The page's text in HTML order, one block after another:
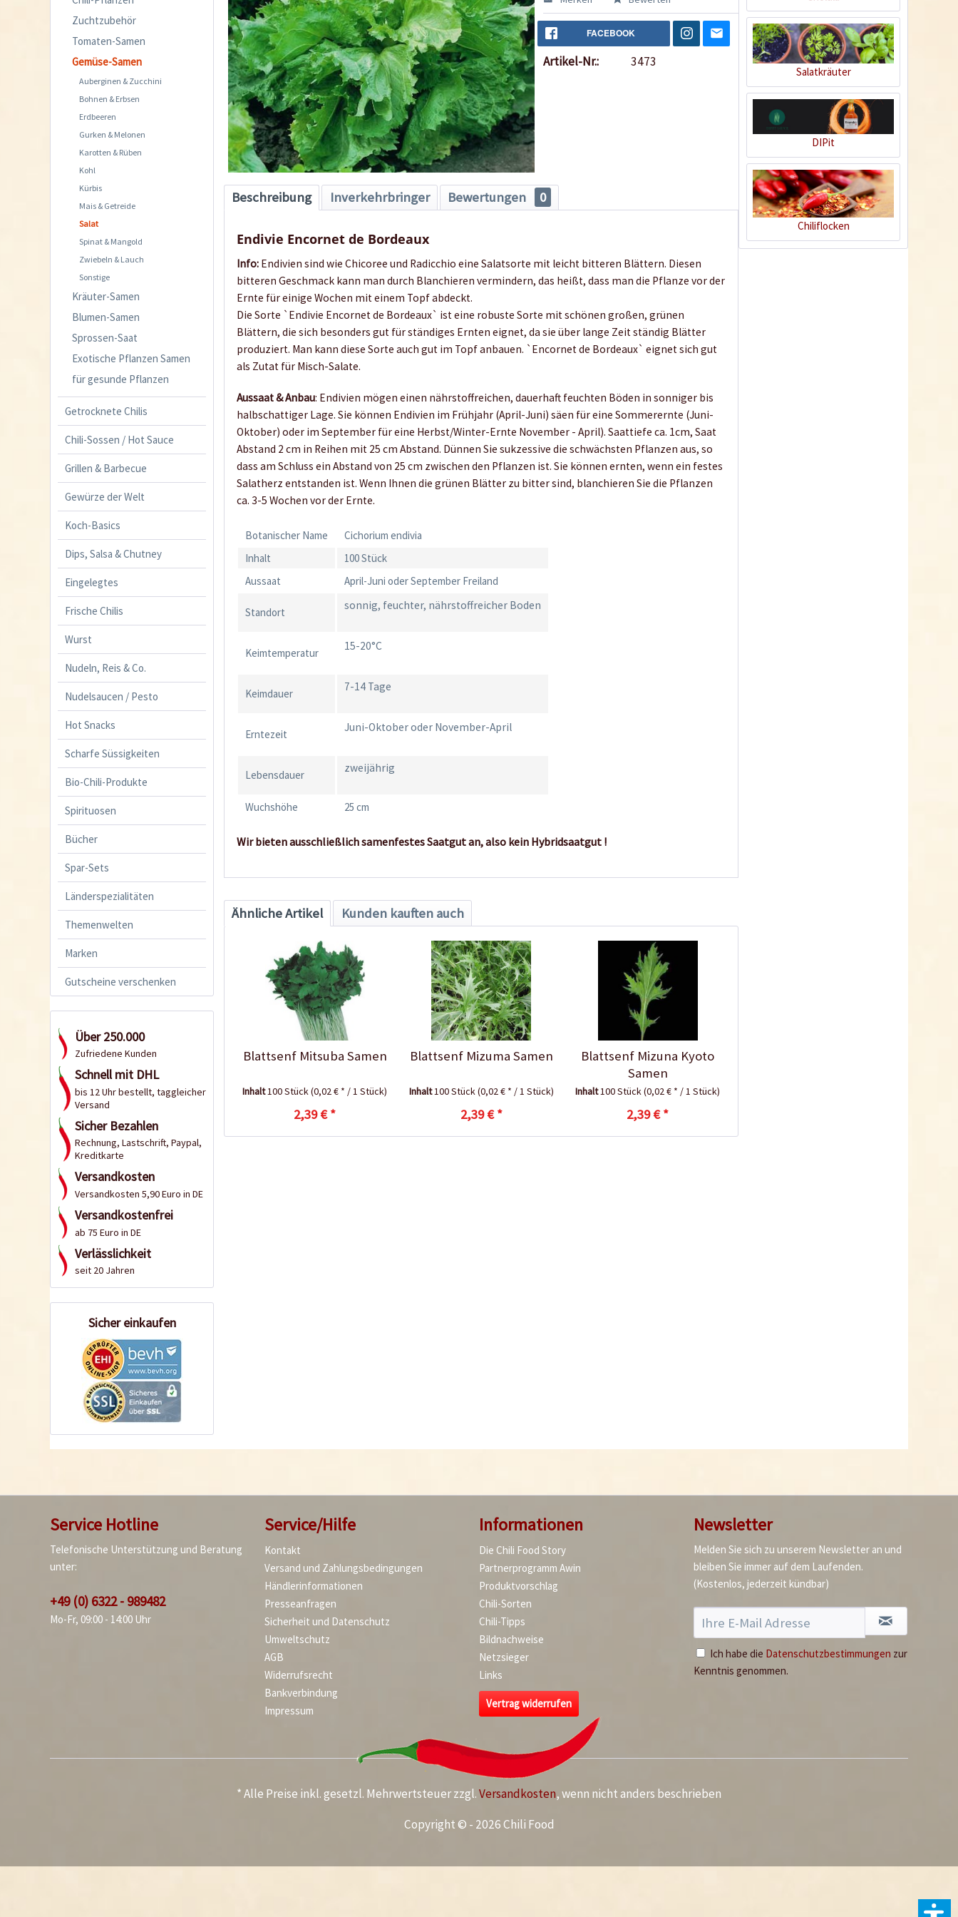
Zuchtzubehör
Tomaten-Samen
Gemüse-Samen
Auberginen & Zucchini
Bohnen & Erbsen
Erdbeeren
Gurken & Melonen
Karotten & Rüben
Kohl
Kürbis
Mais & Getreide
Salat
Spinat & Mangold
Zwiebeln & Lauch
Sonstige
Kräuter-Samen
Blumen-Samen
Sprossen-Saat
Exotische Pflanzen Samen
für gesunde Pflanzen
Getrocknete Chilis
Chili-Sossen / Hot Sauce
Grillen & Barbecue
Gewürze der Welt
Koch-Basics
Dips, Salsa & Chutney
Eingelegtes
Frische Chilis
Wurst
Nudeln, Reis & Co.
Nudelsaucen / Pesto
Hot Snacks
Scharfe Süssigkeiten
Bio-Chili-Produkte
Spirituosen
Bücher
Spar-Sets
Länderspezialitäten
Themenwelten
Marken
Gutscheine verschenken
Über 250.000
Zufriedene Kunden
Schnell mit DHL
bis 12 Uhr bestellt, taggleicher
Versand
Sicher Bezahlen
Rechnung, Lastschrift, Paypal,
Kreditkarte
Versandkosten
Versandkosten 5,90 Euro in DE
Versandkostenfrei
ab 75 Euro in DE
Verlässlichkeit
seit 20 Jahren
Sicher einkaufen
FACEBOOK
Artikel-Nr.: 3473
Beschreibung Inverkehrbringer Bewertungen 0
Endivie Encornet de Bordeaux
Info: Endivien sind wie Chicoree und Radicchio eine Salatsorte mit leicht bitteren Blättern. Diesen
bitteren Geschmack kann man durch Blanchieren vermindern, das heißt, dass man die Pflanze vor der
Ernte für einige Wochen mit einem Topf abdeckt.
Die Sorte `Endivie Encornet de Bordeaux` ist eine robuste Sorte mit schönen großen, grünen
Blättern, die sich besonders gut für ständiges Ernten eignet, da sie über lange Zeit ständig Blätter
produziert. Man kann diese Sorte auch gut im Topf anbauen. `Encornet de Bordeaux` eignet sich gut
als Zutat für Misch-Salate.
Aussaat & Anbau: Endivien mögen einen nährstoffreichen, dauerhaft feuchten Böden in sonniger bis
halbschattiger Lage. Sie können Endivien im Frühjahr (April-Juni) säen für eine Sommerernte (Juni-
Oktober) oder im September für eine Herbst/Winter-Ernte November - April). Saattiefe ca. 1cm, Saat
Abstand 2 cm in Reihen mit 25 cm Abstand. Dünnen Sie sukzessive die schwächsten Pflanzen aus, so
dass am Schluss ein Abstand von 25 cm zwischen den Pflanzen ist. Sie können ernten, wenn ein festes
Salatherz entstanden ist. Wenn Ihnen die grünen Blätter zu bitter sind, blanchieren Sie die Pflanzen
ca. 3-5 Wochen vor der Ernte.
Botanischer Name
Cichorium endivia
Inhalt
100 Stück
Aussaat
April-Juni oder September Freiland
Standort
sonnig, feuchter, nährstoffreicher Boden
Keimtemperatur
15-20°C
Keimdauer
7-14 Tage
Erntezeit
Juni-Oktober oder November-April
Lebensdauer
zweijährig
Wuchshöhe 25 cm
Wir bieten ausschließlich samenfestes Saatgut an, also kein Hybridsaatgut !
Ähnliche Artikel Kunden kauften auch
Blattsenf Mitsuba Samen
Inhalt100 Stück(0,02 € * / 1 Stück)
2,39 € *
Blattsenf Mizuma Samen
Inhalt100 Stück(0,02 € * / 1 Stück)
2,39 € *
Blattsenf Mizuna Kyoto
Samen
Inhalt100 Stück(0,02 € * / 1 Stück)
2,39 € *
Salatkräuter
DIPit
Chiliflocken
Service Hotline
Telefonische Unterstützung und Beratung
unter:
+49 (0) 6322 - 989482
Mo-Fr, 09:00 - 14:00 Uhr
Service/Hilfe
Kontakt
Versand und Zahlungsbedingungen
Händlerinformationen
Presseanfragen
Sicherheit und Datenschutz
Umweltschutz
AGB
Widerrufsrecht
Bankverbindung
Impressum
Informationen
Die Chili Food Story
Partnerprogramm Awin
Produktvorschlag
Chili-Sorten
Chili-Tipps
Bildnachweise
Netzsieger
Links
Vertrag widerrufen
Newsletter
Melden Sie sich zu unserem Newsletter an und
bleiben Sie immer auf dem Laufenden.
(Kostenlos, jederzeit kündbar)
Ich habe die Datenschutzbestimmungen zur
Kenntnis genommen.
* Alle Preise inkl. gesetzl. Mehrwertsteuer zzgl.Versandkosten, wenn nicht anders beschrieben
Copyright © - 2026 Chili Food